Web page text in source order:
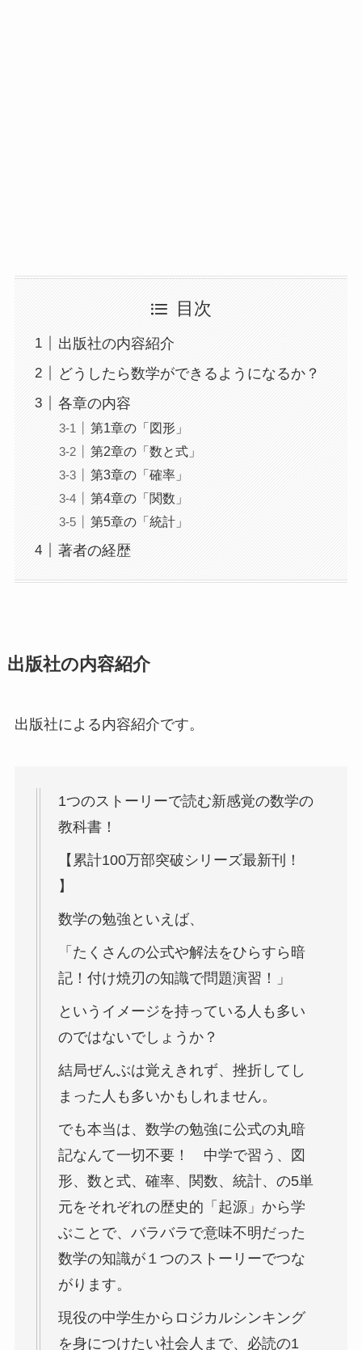
目次
出版社の内容紹介
どうしたら数学ができるようになるか？
各章の内容
第1章の「図形」
第2章の「数と式」
第3章の「確率」
第4章の「関数」
第5章の「統計」
著者の経歴
出版社の内容紹介
出版社による内容紹介です。
1つのストーリーで読む新感覚の数学の
教科書！
【累計100万部突破シリーズ最新刊！
】
数学の勉強といえば、
「たくさんの公式や解法をひらすら暗
記！付け焼刃の知識で問題演習！」
というイメージを持っている人も多い
のではないでしょうか？
結局ぜんぶは覚えきれず、挫折してし
まった人も多いかもしれません。
でも本当は、数学の勉強に公式の丸暗
記なんて一切不要！ 中学で習う、図
形、数と式、確率、関数、統計、の5単
元をそれぞれの歴史的「起源」から学
ぶことで、バラバラで意味不明だった
数学の知識が１つのストーリーでつな
がります。
現役の中学生からロジカルシンキング
を身につけたい社会人まで、必読の1